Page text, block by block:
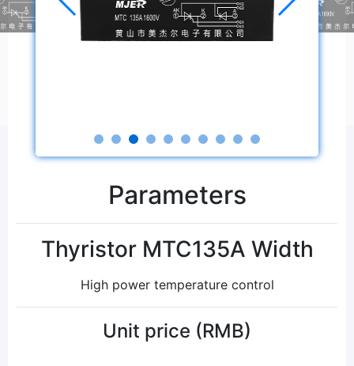
Parameters
Thyristor MTC135A Width
High power temperature control
Unit price (RMB)